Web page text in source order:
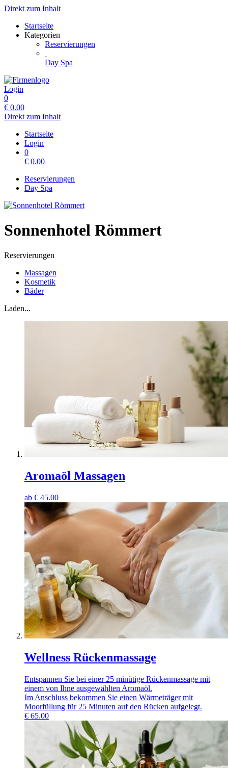
Direkt zum Inhalt
Startseite
Kategorien
Reservierungen
Day Spa
Login
0
€ 0.00
Direkt zum Inhalt
Startseite
Login
0
€ 0.00
Reservierungen
Day Spa
Sonnenhotel Römmert
Reservierungen
Massagen
Kosmetik
Bäder
Laden...
Aromaöl Massagen
ab € 45.00
Wellness Rückenmassage
Entspannen Sie bei einer 25 minütige Rückenmassage mit
einem von Ihne ausgewählten Aromaöl.
Im Anschluss bekommen Sie einen Wärmeträger mit
Moorfüllung für 25 Minuten auf den Rücken aufgelegt.
€ 65.00